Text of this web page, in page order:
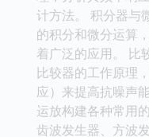
计方法。 积分器与
的积分和微分运算
着广泛的应用。 比
比较器的工作原理
应）来提高抗噪声
运放构建各种常用
齿波发生器、方波